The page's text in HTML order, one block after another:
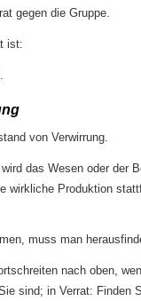
gegen die Gruppe.
ist:
von Verwirrung.
das Wesen oder der
wirkliche Produktion
muss man
nach oben,
sind; in Verrat: Finden